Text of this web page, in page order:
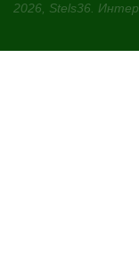
2026, Stels36.